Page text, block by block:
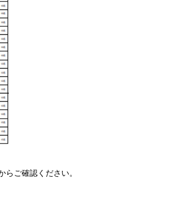
ご確認ください。